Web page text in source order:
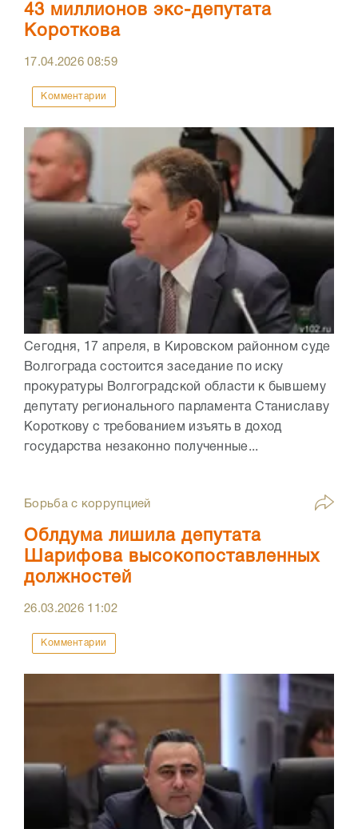
43 миллионов экс-депутата
Короткова
17.04.202608:59
Комментарии
Сегодня, 17 апреля, в Кировском районном суде
Волгограда состоится заседание по иску
прокуратуры Волгоградской области к бывшему
депутату регионального парламента Станиславу
Короткову с требованием изъять в доход
государства незаконно полученные...
Борьба с коррупцией
Облдума лишила депутата
Шарифова высокопоставленных
должностей
26.03.2026 11:02
Комментарии